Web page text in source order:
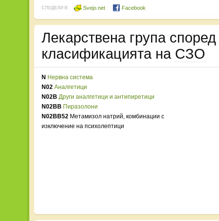
СПОДЕЛИ В: Svejo.net Facebook
Лекарствена група
класификацията на СЗО
N Нервна система
N02 Аналгетици
N02B Други аналгетици и антипиретици
N02BB Пиразолони
N02BB52 Метамизол натрий, комбинации с
изключение на психолептици